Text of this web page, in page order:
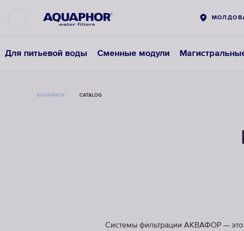
Для питьевой воды Сменные модули
AQUAPHOR CATALOG
Системы фильтрации АКВАФОР — это